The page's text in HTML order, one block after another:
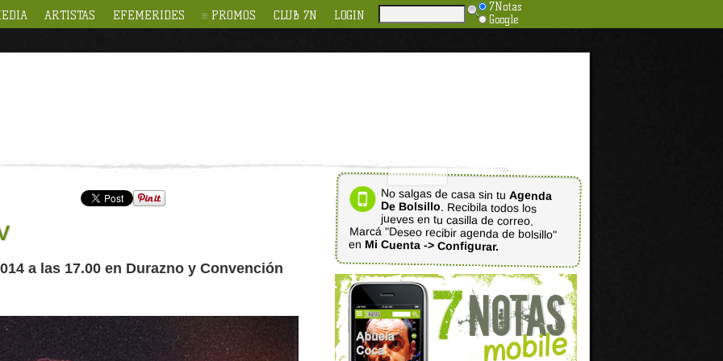
ARTISTAS EFEMERIDES PROMOS CLUB 7N LOGIN
7Notas
Google
a las 17.00 en Durazno y Convención
No salgas de casa sin tu Agenda
De Bolsillo. Recibila todos los
jueves en tu casilla de correo.
Marcá "Deseo recibir agenda de bolsillo"
en Mi Cuenta -> Configurar.